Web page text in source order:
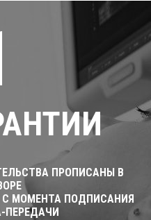
ПРОПИСАНЫ В
С МОМЕНТА ПОДПИСАНИЯ
ПЕРЕДАЧИ